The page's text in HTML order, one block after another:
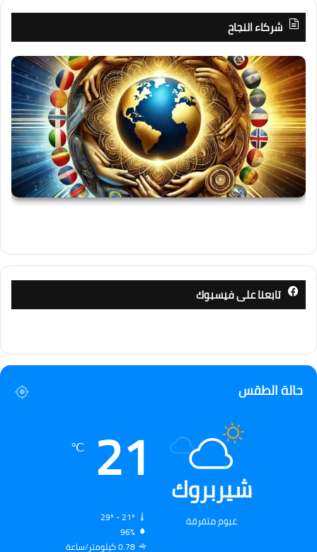
شركاء النجاح
تابعنا على فيسبوك
حالة الطقس
شيربروك
غيوم متفرقة
21
℃
96%
0.78 كيلومتر/ساعة